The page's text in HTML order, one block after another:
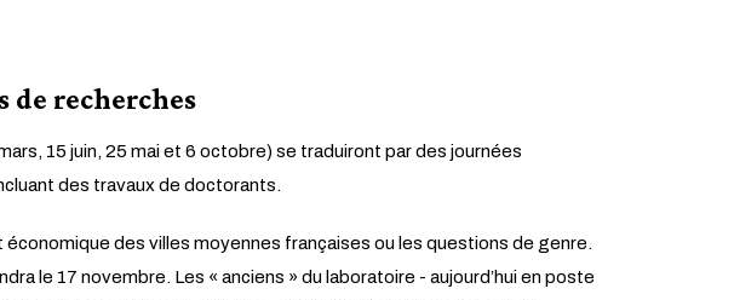
de recherches
15 juin, 25 mai et 6 octobre) se traduiront par des journées
des travaux de doctorants.
des villes moyennes françaises ou les questions de genre.
le 17 novembre. Les « anciens » du laboratoire - aujourd’hui en poste